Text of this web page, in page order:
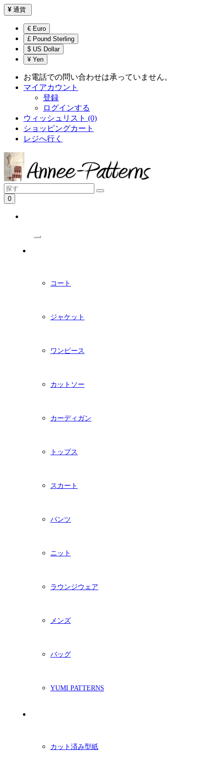
¥ 通貨
€ Euro
£ Pound Sterling
$ US Dollar
¥ Yen
お電話での問い合わせは承っていません。
マイアカウント
登録
ログインする
ウィッシュリスト (0)
ショッピングカート
レジへ行く
0
コート
ジャケット
ワンピース
カットソー
カーディガン
トップス
スカート
パンツ
ニット
ラウンジウェア
メンズ
バッグ
YUMI PATTERNS
カット済み型紙